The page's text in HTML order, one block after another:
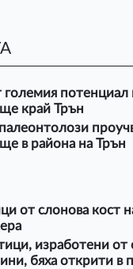
големия потенциал
край Трън
в района на Трън
от слонова кост
изработени от
бяха открити в